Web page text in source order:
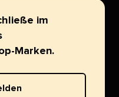
im
Marken.​​